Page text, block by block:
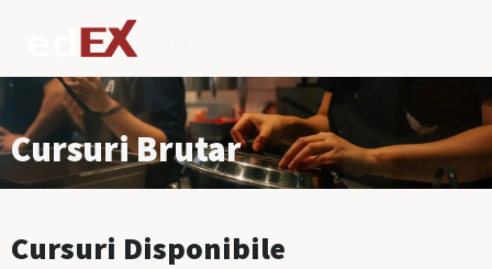
Cursuri Brutar
Cursuri Disponibile